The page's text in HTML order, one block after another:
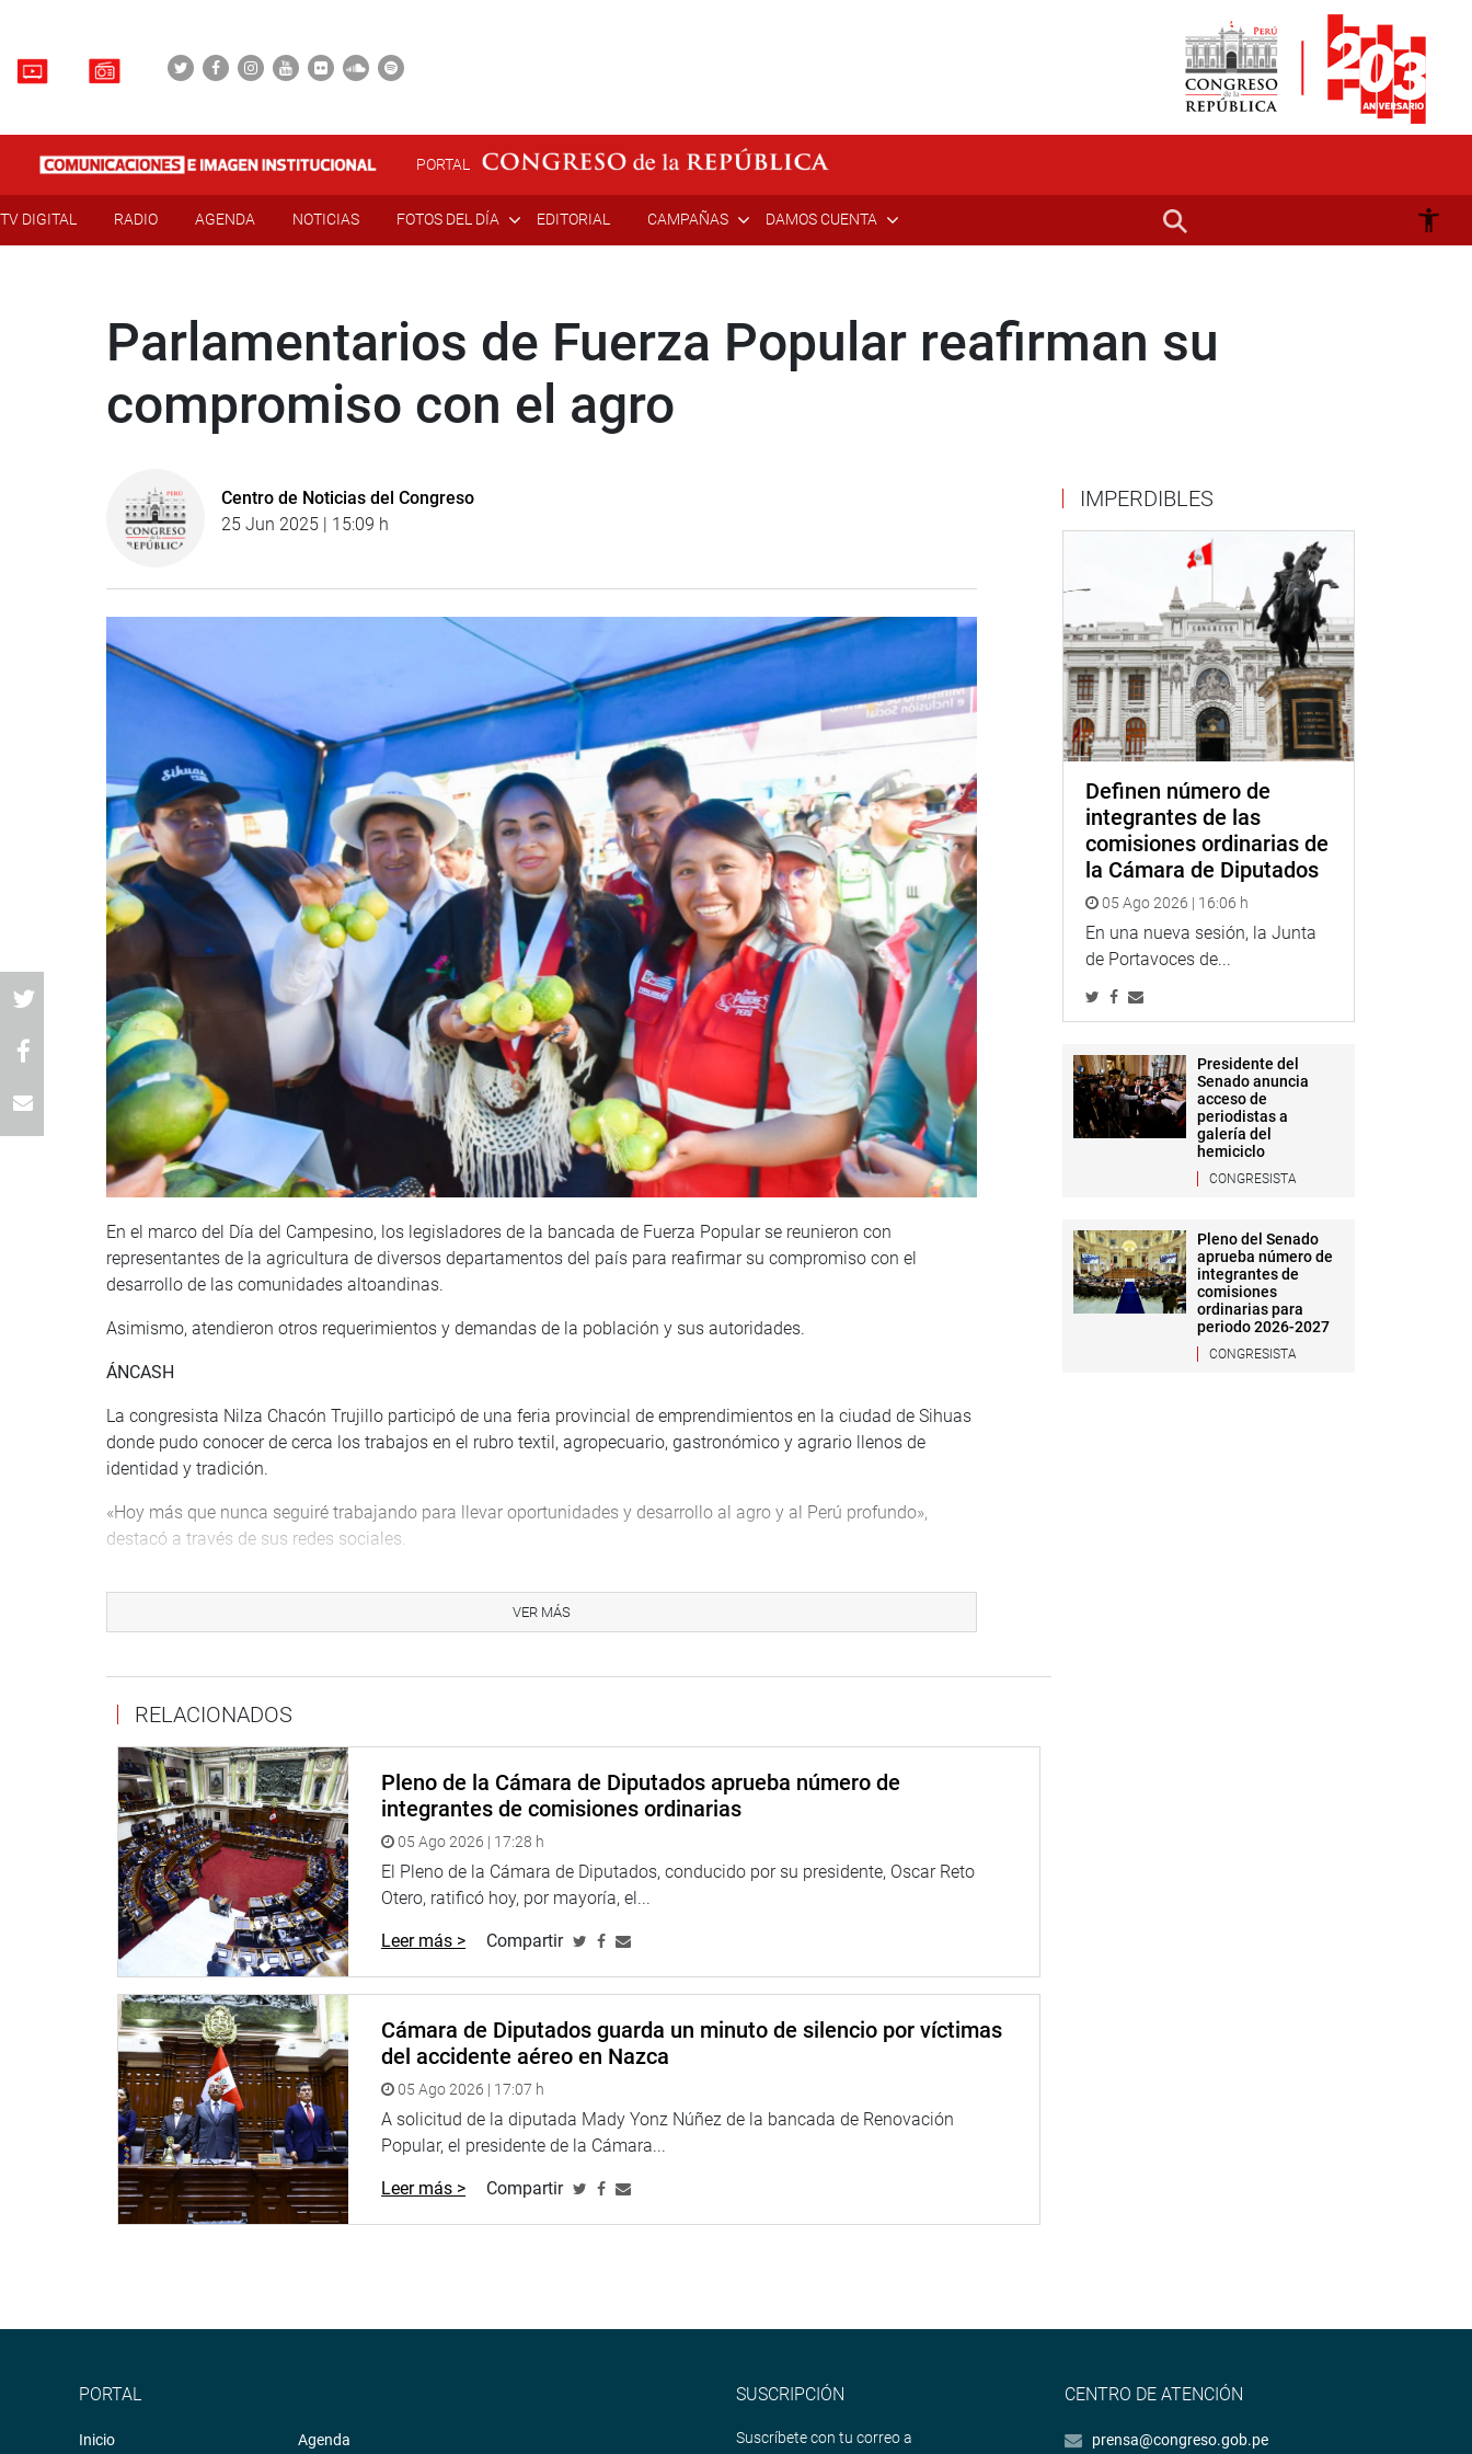
PORTAL
TV DIGITAL RADIO AGENDA NOTICIAS FOTOS DEL DÍA EDITORIAL CAMPAÑAS DAMOS CUENTA
Parlamentarios de Fuerza Popular reafirman su
compromiso con el agro
Centro de Noticias del Congreso
25 Jun 2025 | 15:09 h
En el marco del Día del Campesino, los legisladores de la bancada de Fuerza Popular se reunieron con
representantes de la agricultura de diversos departamentos del país para reafirmar su compromiso con el
desarrollo de las comunidades altoandinas.
Asimismo, atendieron otros requerimientos y demandas de la población y sus autoridades.
ÁNCASH
La congresista Nilza Chacón Trujillo participó de una feria provincial de emprendimientos en la ciudad de Sihuas
donde pudo conocer de cerca los trabajos en el rubro textil, agropecuario, gastronómico y agrario llenos de
identidad y tradición.
«Hoy más que nunca seguiré trabajando para llevar oportunidades y desarrollo al agro y al Perú profundo»,
destacó a través de sus redes sociales.
PIURA
La primera vicepresidenta del Congreso, Patricia Juárez Gallegos y el presidente de la Comisión Agraria, Eduardo
Castillo Rivas, participaron de una ceremonia de homenaje a los agricultores del Valle Chira.
VER MÁS
RELACIONADOS
Pleno de la Cámara de Diputados aprueba número de
integrantes de comisiones ordinarias
05 Ago 2026 | 17:28 h
El Pleno de la Cámara de Diputados, conducido por su presidente, Oscar Reto
Otero, ratificó hoy, por mayoría, el...
Leer más > Compartir
Cámara de Diputados guarda un minuto de silencio por víctimas
del accidente aéreo en Nazca
05 Ago 2026 | 17:07 h
A solicitud de la diputada Mady Yonz Núñez de la bancada de Renovación
Popular, el presidente de la Cámara...
Leer más > Compartir
IMPERDIBLES
Definen número de
integrantes de las
comisiones ordinarias de
la Cámara de Diputados
05 Ago 2026 | 16:06 h
En una nueva sesión, la Junta
de Portavoces de...
Presidente del
Senado anuncia
acceso de
periodistas a
galería del
hemiciclo
CONGRESISTA
Pleno del Senado
aprueba número de
integrantes de
comisiones
ordinarias para
periodo 2026-2027
CONGRESISTA
PORTAL
Inicio Agenda
SUSCRIPCIÓN
Suscríbete con tu correo a
CENTRO DE ATENCIÓN
prensa@congreso.gob.pe